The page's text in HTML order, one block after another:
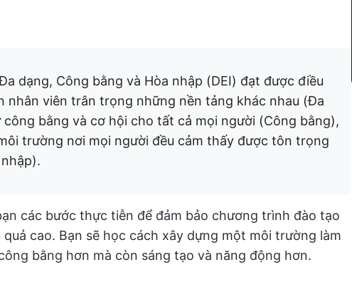
dạng, Công bằng và Hòa nhập (DEI) đạt được điều
nhân viên trân trọng những nền tảng khác nhau (Đa
bằng và cơ hội cho tất cả mọi người (Công bằng),
trường nơi mọi người đều cảm thấy được tôn trọng
các bước thực tiễn để đảm bảo chương trình đào tạo
quả cao. Bạn sẽ học cách xây dựng một môi trường làm
bằng hơn mà còn sáng tạo và năng động hơn.